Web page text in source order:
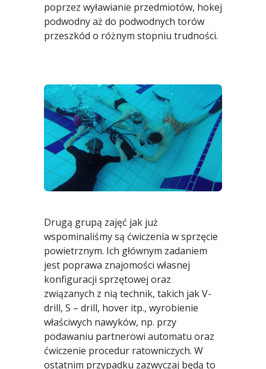
poprzez wyławianie przedmiotów, hokej
podwodny aż do podwodnych torów
przeszkód o różnym stopniu trudności.
Drugą grupą zajęć jak już
wspominaliśmy są ćwiczenia w sprzęcie
powietrznym. Ich głównym zadaniem
jest poprawa znajomości własnej
konfiguracji sprzętowej oraz
związanych z nią technik, takich jak V-
drill, S – drill, hover itp., wyrobienie
właściwych nawyków, np. przy
podawaniu partnerowi automatu oraz
ćwiczenie procedur ratowniczych. W
ostatnim przypadku zazwyczaj będą to